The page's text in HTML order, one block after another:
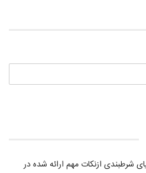
شرطبندی ازنکات مهم ارائه شده در